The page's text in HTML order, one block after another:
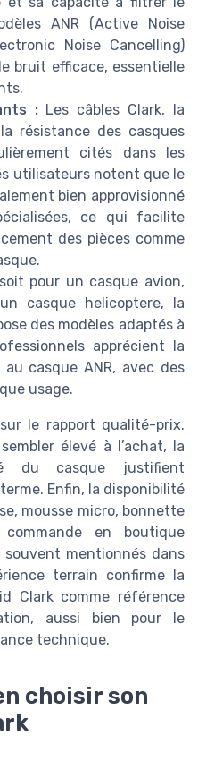
ANR (Active Noise
Noise Cancelling)
bruit efficace, essentielle
:Les câbles Clark, la
résistance des casques
cités dans les
utilisateurs notent que le
bien approvisionné
ce qui facilite
des pièces comme
pour un casque avion,
casque helicoptere, la
des modèles adaptés à
apprécient la
casque ANR, avec des
usage.
le rapport qualité-prix.
élevé à l’achat, la
du casque justifient
Enfin, la disponibilité
mousse micro, bonnette
en boutique
mentionnés dans
terrain confirme la
Clark comme référence
aussi bien pour le
technique.
choisir son